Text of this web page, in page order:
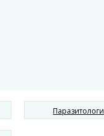
Паразитологи